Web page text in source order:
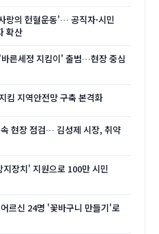
랑의 헌혈운동'… 공직자·시민
확산
른세정 지킴이' 출범…현장 중심
킴 지역안전망 구축 본격화
현장 점검… 김성제 시장, 취약
장치' 지원으로 100만 시민
르신 24명 '꽃바구니 만들기'로